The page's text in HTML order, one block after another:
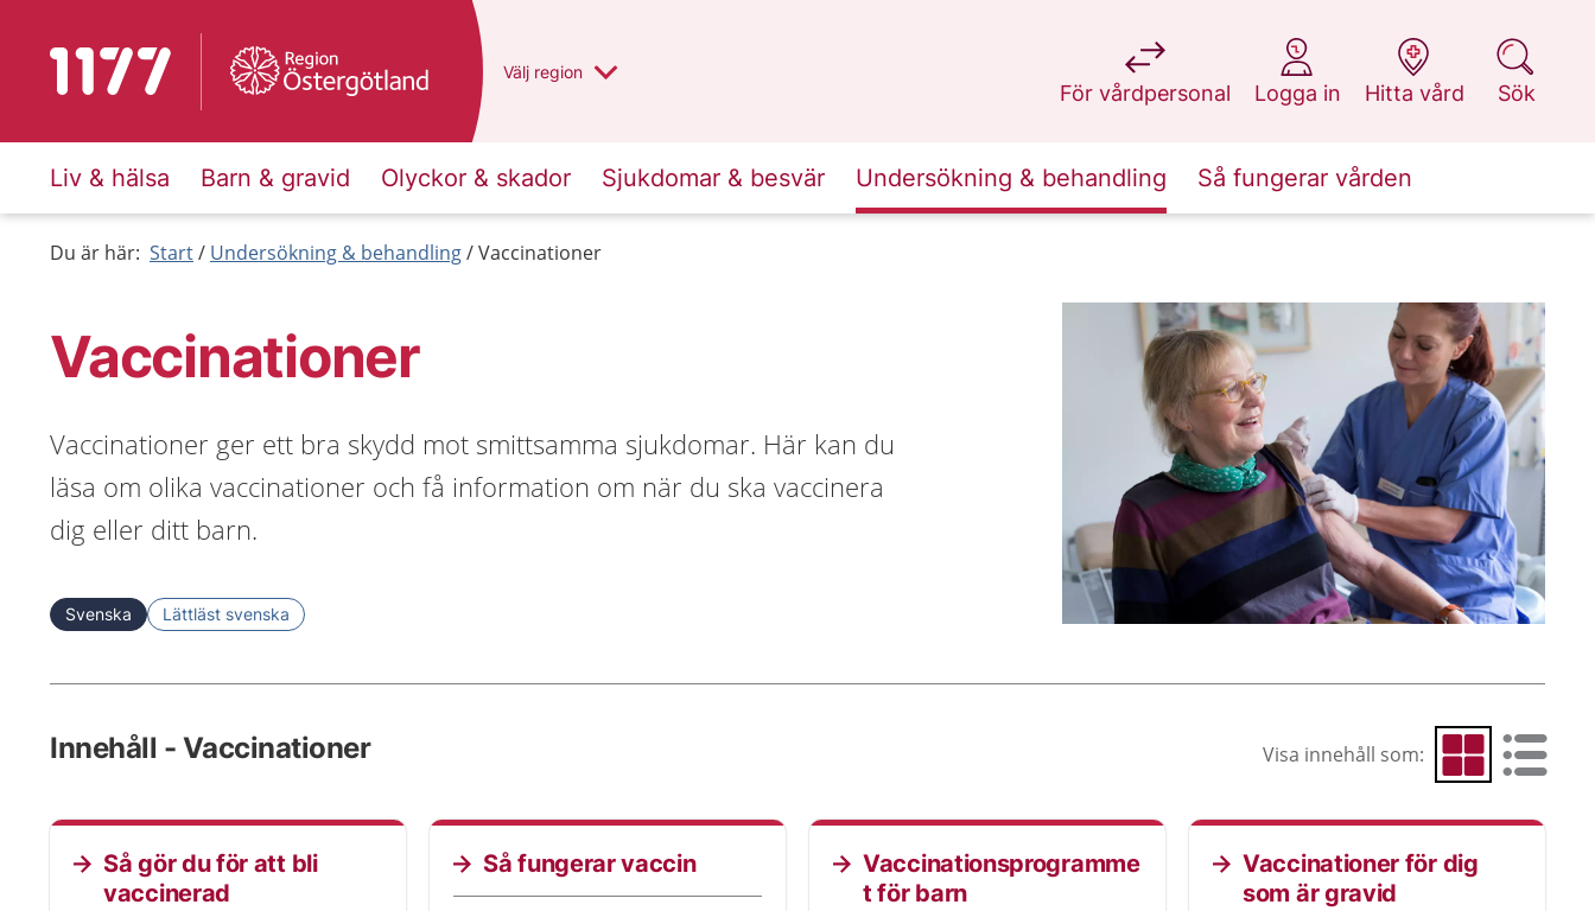
Till startsidan för 1177 Du har valt region
Välj en annan
region
För vårdpersonal
på 1177.se
Logga in
på 1177.se
Hitta vård
på 1177.se
Sök
på 1177.se
Liv & hälsa Barn & gravid Olyckor & skador Sjukdomar & besvär Undersökning & behandling Så fungerar vården
Du är här: Start Undersökning & behandling Vaccinationer
Vaccinationer
Vaccinationer ger ett bra skydd mot smittsamma sjukdomar. Här kan du
läsa om olika vaccinationer och få information om när du ska vaccinera
dig eller ditt barn.
Svenska Lättläst svenska
Innehåll - Vaccinationer Visa innehåll som: Visa som rutnät
Visa som
Så gör du för att bli
vaccinerad
Så fungerar vaccin
Vaccinationsprogramme
t för barn
Vaccinationer för dig
som är gravid